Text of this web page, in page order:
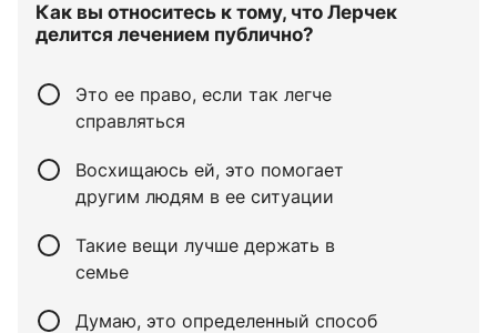
Как вы относитесь к тому, что Лерчек
делится лечением публично?
Это ее право, если так легче
справляться
Восхищаюсь ей, это помогает
другим людям в ее ситуации
Такие вещи лучше держать в
семье
Думаю, это определенный способ